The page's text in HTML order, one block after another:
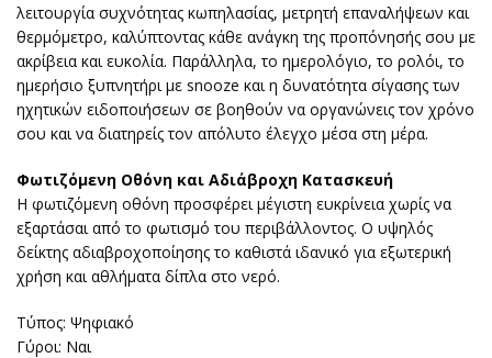
λειτουργία συχνότητας κωπηλασίας, μετρητή επαναλήψεων και
θερμόμετρο, καλύπτοντας κάθε ανάγκη της προπόνησής σου με
ακρίβεια και ευκολία. Παράλληλα, το ημερολόγιο, το ρολόι, το
ημερήσιο ξυπνητήρι με snooze και η δυνατότητα σίγασης των
ηχητικών ειδοποιήσεων σε βοηθούν να οργανώνεις τον χρόνο
σου και να διατηρείς τον απόλυτο έλεγχο μέσα στη μέρα.
Φωτιζόμενη Οθόνη και Αδιάβροχη Κατασκευή
Η φωτιζόμενη οθόνη προσφέρει μέγιστη ευκρίνεια χωρίς να
εξαρτάσαι από το φωτισμό του περιβάλλοντος. Ο υψηλός
δείκτης αδιαβροχοποίησης το καθιστά ιδανικό για εξωτερική
χρήση και αθλήματα δίπλα στο νερό.
Τύπος: Ψηφιακό
Γύροι: Ναι